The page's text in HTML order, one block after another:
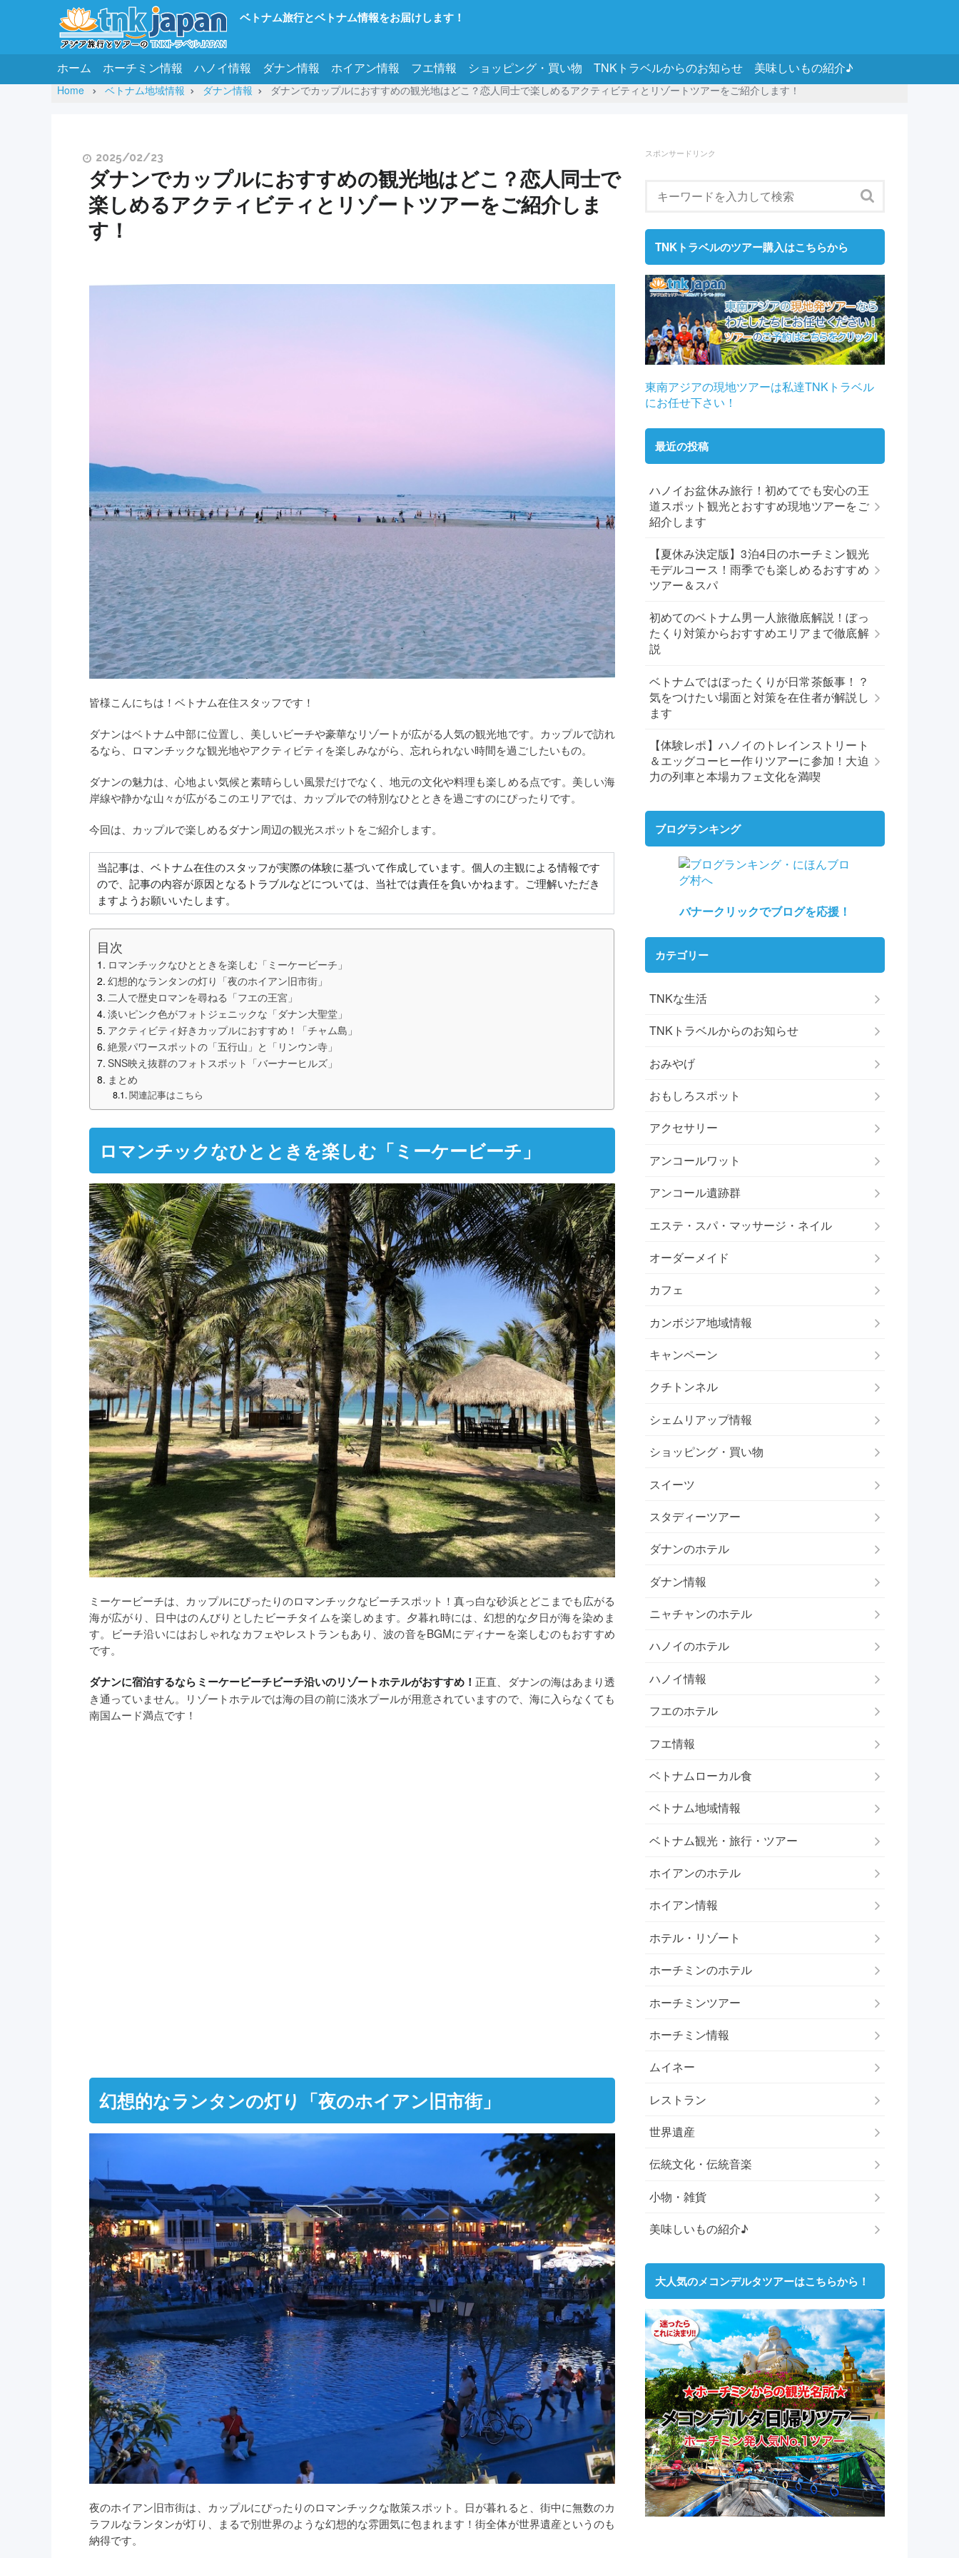
ベトナム旅行とベトナム情報をお届けします！
ホーム ホーチミン情報 ハノイ情報 ダナン情報 ホイアン情報 フエ情報 ショッピング・買い物 TNKトラベルからのお知らせ 美味しいもの紹介♪
Home ベトナム地域情報 ダナン情報 ダナンでカップルにおすすめの観光地はどこ？恋人同士で楽しめるアクティビティとリゾートツアーをご紹介します！
2025/02/23
ダナンでカップルにおすすめの観光地はどこ？恋人同士で
楽しめるアクティビティとリゾートツアーをご紹介しま
す！
皆様こんにちは！ベトナム在住スタッフです！
ダナンはベトナム中部に位置し、美しいビーチや豪華なリゾートが広がる人気の観光地です。カップルで訪れ
るなら、ロマンチックな観光地やアクティビティを楽しみながら、忘れられない時間を過ごしたいもの。
ダナンの魅力は、心地よい気候と素晴らしい風景だけでなく、地元の文化や料理も楽しめる点です。美しい海
岸線や静かな山々が広がるこのエリアでは、カップルでの特別なひとときを過ごすのにぴったりです。
今回は、カップルで楽しめるダナン周辺の観光スポットをご紹介します。
当記事は、ベトナム在住のスタッフが実際の体験に基づいて作成しています。個人の主観による情報です
ので、記事の内容が原因となるトラブルなどについては、当社では責任を負いかねます。ご理解いただき
ますようお願いいたします。
目次
ロマンチックなひとときを楽しむ「ミーケービーチ」
幻想的なランタンの灯り「夜のホイアン旧市街」
二人で歴史ロマンを尋ねる「フエの王宮」
淡いピンク色がフォトジェニックな「ダナン大聖堂」
アクティビティ好きカップルにおすすめ！「チャム島」
絶景パワースポットの「五行山」と「リンウン寺」
SNS映え抜群のフォトスポット「バーナーヒルズ」
まとめ
関連記事はこちら
ロマンチックなひとときを楽しむ「ミーケービーチ」
ミーケービーチは、カップルにぴったりのロマンチックなビーチスポット！真っ白な砂浜とどこまでも広がる
海が広がり、日中はのんびりとしたビーチタイムを楽しめます。夕暮れ時には、幻想的な夕日が海を染めま
す。ビーチ沿いにはおしゃれなカフェやレストランもあり、波の音をBGMにディナーを楽しむのもおすすめ
です。
ダナンに宿泊するならミーケービーチビーチ沿いのリゾートホテルがおすすめ！ 正直、ダナンの海はあまり透
き通っていません。リゾートホテルでは海の目の前に淡水プールが用意されていますので、海に入らなくても
南国ムード満点です！
幻想的なランタンの灯り「夜のホイアン旧市街」
夜のホイアン旧市街は、カップルにぴったりのロマンチックな散策スポット。日が暮れると、街中に無数のカ
ラフルなランタンが灯り、まるで別世界のような幻想的な雰囲気に包まれます！街全体が世界遺産というのも
納得です。
スポンサードリンク
TNKトラベルのツアー購入はこちらから
東南アジアの現地ツアーは私達TNKトラベル
にお任せ下さい！
最近の投稿
ハノイお盆休み旅行！初めてでも安心の王
道スポット観光とおすすめ現地ツアーをご
紹介します
【夏休み決定版】3泊4日のホーチミン観光
モデルコース！雨季でも楽しめるおすすめ
ツアー＆スパ
初めてのベトナム男一人旅徹底解説！ぼっ
たくり対策からおすすめエリアまで徹底解
説
ベトナムではぼったくりが日常茶飯事！？
気をつけたい場面と対策を在住者が解説し
ます
【体験レポ】ハノイのトレインストリート
＆エッグコーヒー作りツアーに参加！大迫
力の列車と本場カフェ文化を満喫
ブログランキング
バナークリックでブログを応援！
カテゴリー
TNKな生活
TNKトラベルからのお知らせ
おみやげ
おもしろスポット
アクセサリー
アンコールワット
アンコール遺跡群
エステ・スパ・マッサージ・ネイル
オーダーメイド
カフェ
カンボジア地域情報
キャンペーン
クチトンネル
シェムリアップ情報
ショッピング・買い物
スイーツ
スタディーツアー
ダナンのホテル
ダナン情報
ニャチャンのホテル
ハノイのホテル
ハノイ情報
フエのホテル
フエ情報
ベトナムローカル食
ベトナム地域情報
ベトナム観光・旅行・ツアー
ホイアンのホテル
ホイアン情報
ホテル・リゾート
ホーチミンのホテル
ホーチミンツアー
ホーチミン情報
ムイネー
レストラン
世界遺産
伝統文化・伝統音楽
小物・雑貨
美味しいもの紹介♪
大人気のメコンデルタツアーはこちらから！